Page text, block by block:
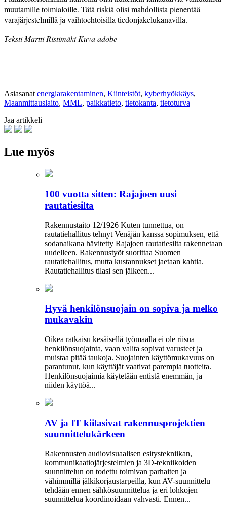
muutamille toimialoille. Tätä riskiä olisi mahdollista pienentää
varajärjestelmillä ja vaihtoehtoisilla tiedonjakelukanavilla.
Teksti Martti Ristimäki Kuva adobe
Asiasanat energiarakentaminen, Kiinteistöt, kyberhyökkäys,
Maanmittauslaito, MML, paikkatieto, tietokanta, tietoturva
Jaa artikkeli
Lue myös
100 vuotta sitten: Rajajoen uusi
rautatiesilta
Rakennustaito 12/1926 Kuten tunnettua, on
rautatiehallitus tehnyt Venäjän kanssa sopimuksen, että
sodanaikana hävitetty Rajajoen rautatiesilta rakennetaan
uudelleen. Rakennustyöt suorittaa Suomen
rautatiehallitus, mutta kustannukset jaetaan kahtia.
Rautatiehallitus tilasi sen jälkeen...
Hyvä henkilönsuojain on sopiva ja melko
mukavakin
Oikea ratkaisu kesäisellä työmaalla ei ole riisua
henkilönsuojainta, vaan valita sopivat varusteet ja
muistaa pitää taukoja. Suojainten käyttömukavuus on
parantunut, kun käyttäjät vaativat parempia tuotteita.
Henkilönsuojaimia käytetään entistä enemmän, ja
niiden käyttöä...
AV ja IT kiilasivat rakennusprojektien
suunnittelukärkeen
Rakennusten audiovisuaalisen esitystekniikan,
kommunikaatiojärjestelmien ja 3D-tekniikoiden
suunnittelun on todettu toimivan parhaiten ja
vähimmillä jälkikorjaustarpeilla, kun AV-suunnittelu
tehdään ennen sähkösuunnittelua ja eri lohkojen
suunnittelua koordinoidaan vahvasti. Ennen...